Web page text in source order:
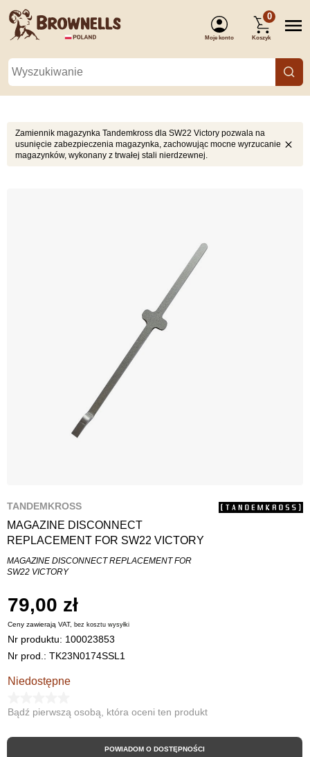
Moje konto
0
Koszyk
Zamiennik magazynka Tandemkross dla SW22 Victory pozwala na
usunięcie zabezpieczenia magazynka, zachowując mocne wyrzucanie
magazynków, wykonany z trwałej stali nierdzewnej.
TANDEMKROSS
MAGAZINE DISCONNECT
REPLACEMENT FOR SW22 VICTORY
MAGAZINE DISCONNECT REPLACEMENT FOR
SW22 VICTORY
79,00 zł
Ceny zawierają VAT,bez kosztuwysyłki
Nr produktu: 100023853
Nr prod.: TK23N0174SSL1
Niedostępne
Bądź pierwszą osobą, która oceni ten produkt
POWIADOM O DOSTĘPNOŚCI